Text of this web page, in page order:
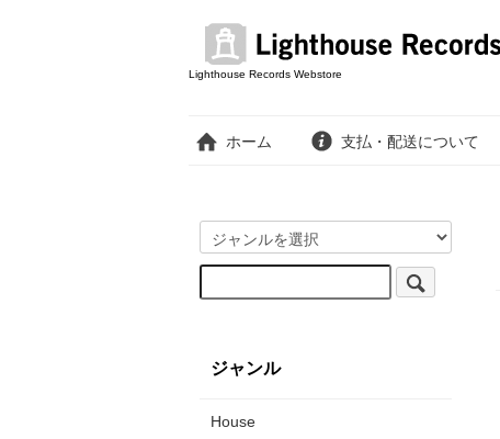
Lighthouse Records Webstore
ホーム 支払・配送について
ジャンル
House